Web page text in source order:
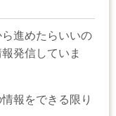
進めたらいいの
発信していま
報をできる限り